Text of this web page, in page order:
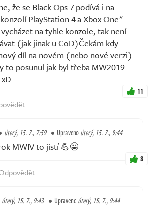
že se Black Ops 7 podívá i na
PlayStation 4 a Xbox One"
na tyhle konzole, tak není
(jak jinak u CoD)Čekám kdy
díl na novém (nebo nové verzi)
to posunul jak byl třeba MW2019
11
úterý, 15. 7., 7:59 Upravenoúterý, 15. 7., 9:44
MWIV to jistí 💪😀
8
Odpovědět
úterý, 15. 7., 9:43 Upravenoúterý, 15. 7., 9:44